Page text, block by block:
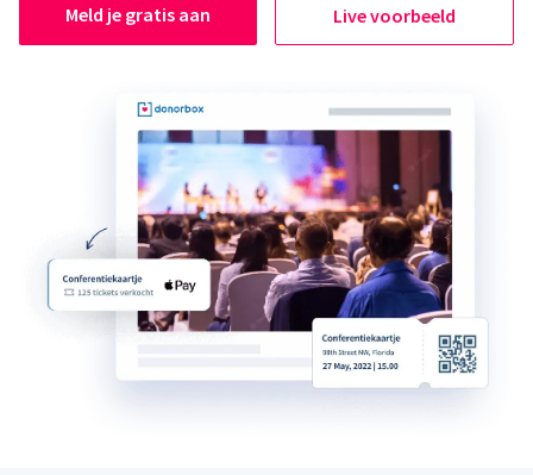
Meld je gratis aan Live voorbeeld